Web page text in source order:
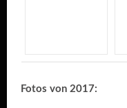
Fotos von 2017: